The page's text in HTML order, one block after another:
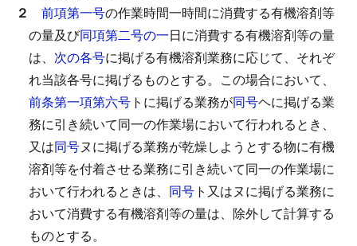
２
前項第一号の作業時間一時間に消費する有機溶剤等
の量及び同項第二号の一日に消費する有機溶剤等の量
は、 次の各号に掲げる有機溶剤業務に応じて、それぞ
れ当該各号に掲げるものとする。 この場合において、
前条第一項第六号 トに掲げる業務が同号ヘに掲げる業
務に引き続いて同一の作業場において行われるとき、
又は同号ヌに掲げる業務が乾燥しようとする物に有機
溶剤等を付着させる業務に引き続いて同一の作業場に
おいて行われるときは、 同号 ト又はヌに掲げる業務に
おいて消費する有機溶剤等の量は、除外して計算する
ものとする。